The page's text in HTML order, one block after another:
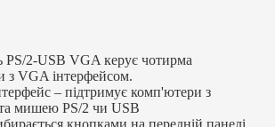
PS/2-USB VGA керує чотирма
з VGA інтерфейсом.
– підтримує комп'ютери з
мишею PS/2 чи USB
кнопками на передній панелі,